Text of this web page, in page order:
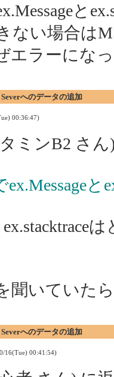
と
ない場合は
エラーにな
へのデータの追加
00:36:47)
ミンB2 さん
と
聞いていた
へのデータの追加
16(Tue) 00:41:54)